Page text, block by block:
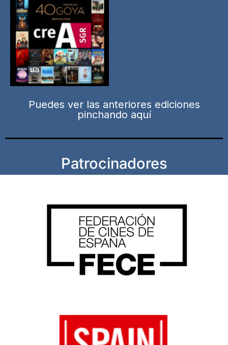
Puedes ver las anteriores ediciones
pinchando aquí
Patrocinadores